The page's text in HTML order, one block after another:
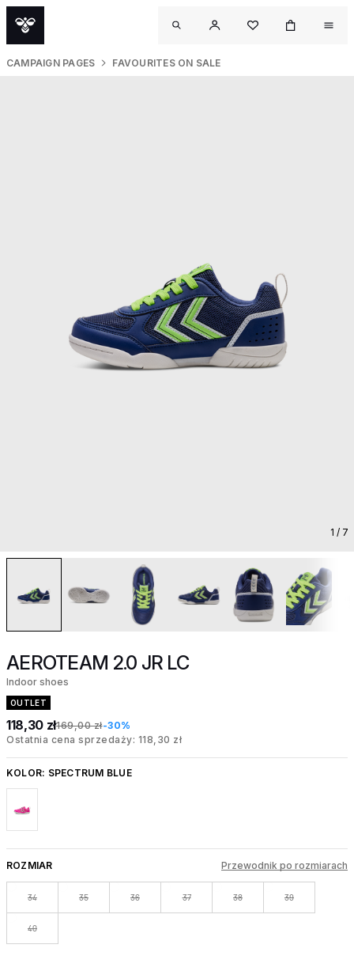
CAMPAIGN PAGES FAVOURITES ON SALE
1 / 7
AEROTEAM 2.0 JR LC
Indoor shoes
OUTLET
118,30 zł169,00 zł-30%
Ostatnia cena sprzedaży: 118,30 zł
KOLOR: SPECTRUM BLUE
ROZMIAR Przewodnik po rozmiarach
34 35 36 37 38 39
40